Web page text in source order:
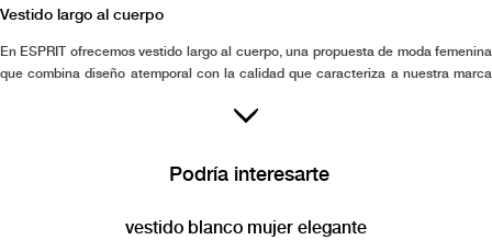
Vestido largo al cuerpo
En ESPRIT ofrecemos vestido largo al cuerpo, una propuesta de moda femenina
que combina diseño atemporal con la calidad que caracteriza a nuestra marca
comodidad, pensado para realzar la confianza y naturalidad de quien lo lleva.
clásico y la excelencia en cada elección. Descubre vestido largo al cuerpo que
diferentes momentos con elegancia y simplicidad. En ESPRIT la experiencia y el
Podría interesarte
vestido blanco mujer elegante